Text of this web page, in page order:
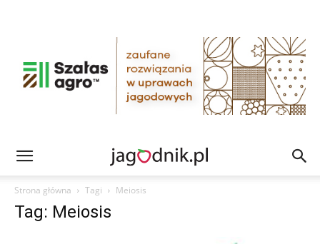
Strona główna Tagi Meiosis
Tag: Meiosis